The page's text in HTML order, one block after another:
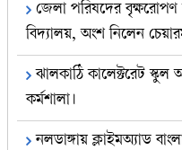
জেলা পরিষদের
বিদ্যালয়, অংশ নিলেন
ঝালকাঠি কালেক্টরেট
কর্মশালা।
নলডাঙ্গায় ক্লাইমঅ্যাড